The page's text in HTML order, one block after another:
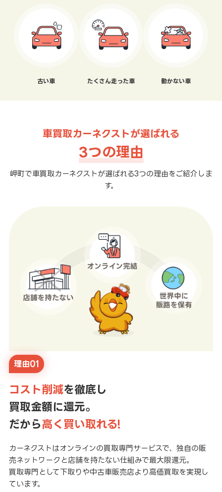
古い車 たくさん走った車 動かない車
車買取カーネクストが選ばれる
3つの理由
岬町で車買取カーネクストが選ばれる3つの理由をご紹介しま
す。
理由01
コスト削減を徹底し
買取金額に還元。
だから高く買い取れる!
カーネクストはオンラインの買取専門サービスで、独自の販
売ネットワークと店舗を持たない仕組みで最大限還元。
買取専門として下取りや中古車販売店より高価買取を実現し
ています。